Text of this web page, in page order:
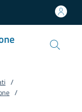
/
/